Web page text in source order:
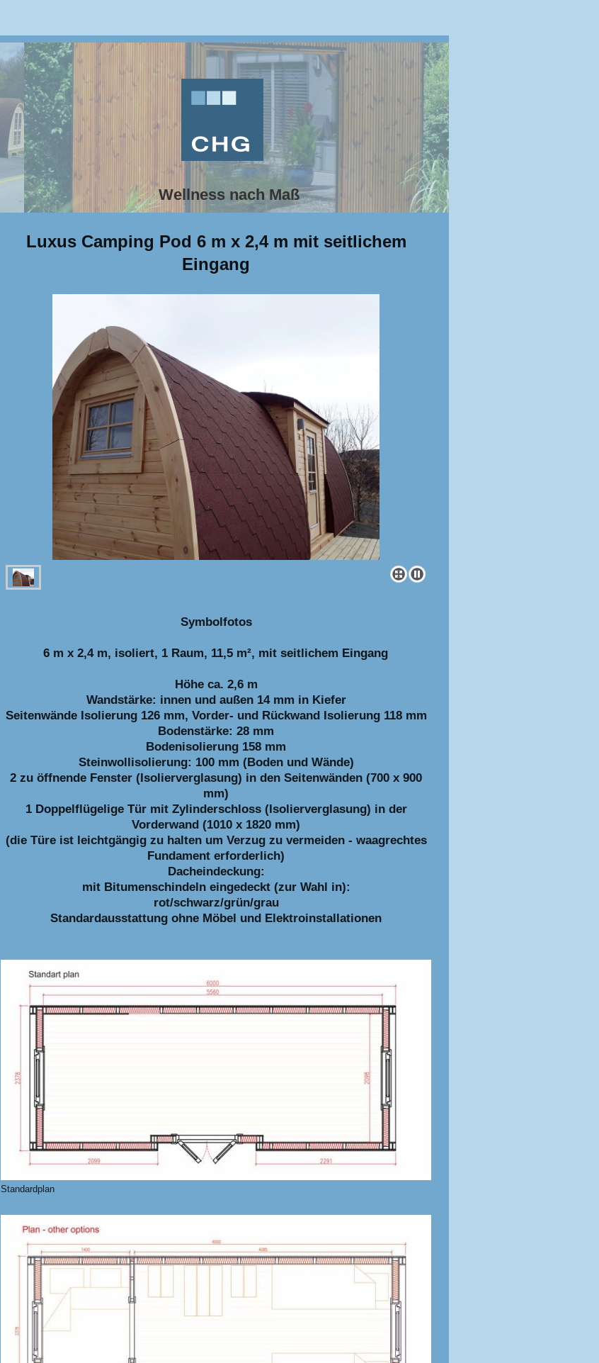
Wellness nach Maß
Luxus Camping Pod 6 m x 2,4 m mit seitlichem
Eingang
Symbolfotos
6 m x 2,4 m, isoliert, 1 Raum, 11,5 m², mit seitlichem Eingang
Höhe ca. 2,6 m
Wandstärke: innen und außen 14 mm in Kiefer
Seitenwände Isolierung 126 mm, Vorder- und Rückwand Isolierung 118 mm
Bodenstärke: 28 mm
Bodenisolierung 158 mm
Steinwollisolierung: 100 mm (Boden und Wände)
2 zu öffnende Fenster (Isolierverglasung) in den Seitenwänden (700 x 900
mm)
1 Doppelflügelige Tür mit Zylinderschloss (Isolierverglasung) in der
Vorderwand (1010 x 1820 mm)
(die Türe ist leichtgängig zu halten um Verzug zu vermeiden - waagrechtes
Fundament erforderlich)
Dacheindeckung:
mit Bitumenschindeln eingedeckt (zur Wahl in):
rot/schwarz/grün/grau
Standardausstattung ohne Möbel und Elektroinstallationen
Standardplan